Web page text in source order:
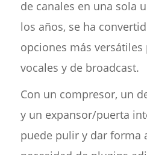
de canales en una sola
los años, se ha
opciones más
vocales y de broadcast.
Con un compresor, un
y un expansor/puerta
puede pulir y dar forma